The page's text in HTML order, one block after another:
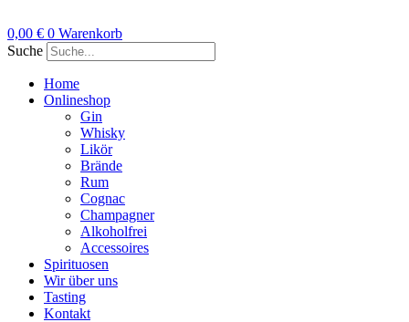
0,00 € 0 Warenkorb
Suche
Home
Onlineshop
Gin
Whisky
Likör
Brände
Rum
Cognac
Champagner
Alkoholfrei
Accessoires
Spirituosen
Wir über uns
Tasting
Kontakt